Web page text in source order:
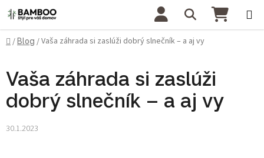
Prejsť na obsah Hľadať
Domov
/Blog /Vaša záhrada si zaslúži dobrý slnečník – a aj vy
Vaša záhrada si zaslúži
dobrý slnečník – a aj vy
30.1.2023